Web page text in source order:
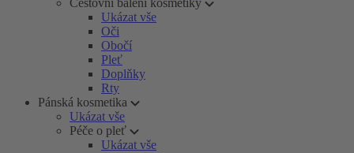
Cestovní balení kosmetiky
Ukázat vše
Oči
Obočí
Pleť
Doplňky
Rty
Pánská kosmetika
Ukázat vše
Péče o pleť
Ukázat vše